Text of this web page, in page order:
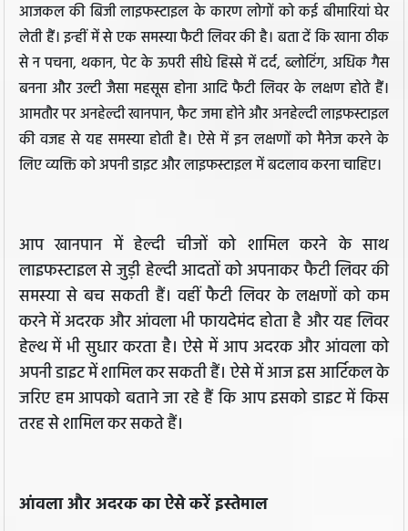
आजकल की बिजी लाइफस्टाइल के कारण लोगों को कई बीमारियां घेर
लेती हैं। इन्हीं में से एक समस्या फैटी लिवर की है। बता दें कि खाना ठीक
से न पचना, थकान, पेट के ऊपरी सीधे हिस्से में दर्द, ब्लोटिंग, अधिक गैस
बनना और उल्टी जैसा महसूस होना आदि फैटी लिवर के लक्षण होते हैं।
आमतौर पर अनहेल्दी खानपान, फैट जमा होने और अनहेल्दी लाइफस्टाइल
की वजह से यह समस्या होती है। ऐसे में इन लक्षणों को मैनेज करने के
लिए व्यक्ति को अपनी डाइट और लाइफस्टाइल में बदलाव करना चाहिए।
आप खानपान में हेल्दी चीजों को शामिल करने के साथ
लाइफस्टाइल से जुड़ी हेल्दी आदतों को अपनाकर फैटी लिवर की
समस्या से बच सकती हैं। वहीं फैटी लिवर के लक्षणों को कम
करने में अदरक और आंवला भी फायदेमंद होता है और यह लिवर
हेल्थ में भी सुधार करता है। ऐसे में आप अदरक और आंवला को
अपनी डाइट में शामिल कर सकती हैं। ऐसे में आज इस आर्टिकल के
जरिए हम आपको बताने जा रहे हैं कि आप इसको डाइट में किस
तरह से शामिल कर सकते हैं।
आंवला और अदरक का ऐसे करें इस्तेमाल